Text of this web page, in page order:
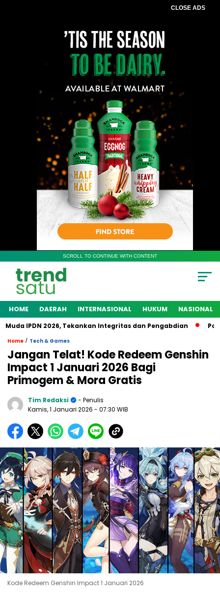
CLOSE ADS
SCROLL TO CONTINUE WITH CONTENT
HOME DAERAH INTERNASIONAL HUKUM NASIONAL
IPDN 2026, Tekankan Integritas dan Pengabdian Polres
Home / Tech & Games
Jangan Telat! Kode Redeem Genshin
Impact 1 Januari 2026 Bagi
Primogem & Mora Gratis
Tim Redaksi
- Penulis
Kamis, 1 Januari 2026 - 07:30 WIB
Kode Redeem Genshin Impact 1 Januari 2026